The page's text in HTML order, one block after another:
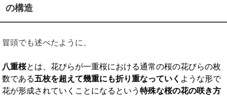
の構造
冒頭でも述べたように、
八重桜とは、花びらが一重桜における通常の桜の花びらの枚
数である五枚を超えて幾重にも折り重なっていく ような形で
花が形成されていくことになるという特殊な桜の花の咲き方